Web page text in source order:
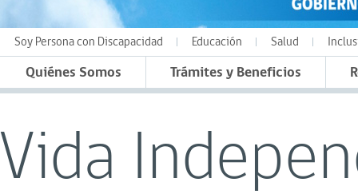
Soy Persona con Discapacidad Educación Salud
Quiénes Somos Trámites y Beneficios
Vida